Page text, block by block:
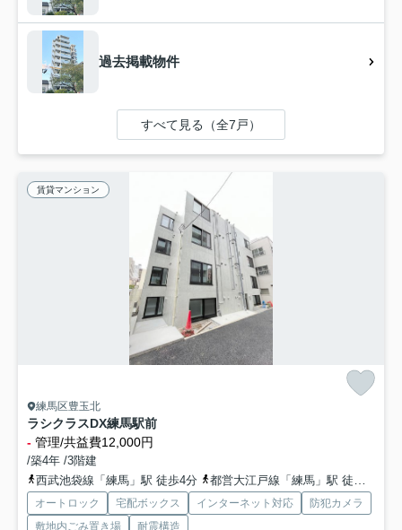
過去掲載物件
すべて見る（全7戸）
賃貸マンション
練馬区豊玉北
ラシクラスDX練馬駅前
- 管理/共益費12,000円
/築4年 /3階建
西武池袋線「練馬」駅 徒歩4分
都営大江戸線「練馬」駅 徒歩4分
オートロック 宅配ボックス インターネット対応
防犯カメラ
敷地内ごみ置き場
耐震構造